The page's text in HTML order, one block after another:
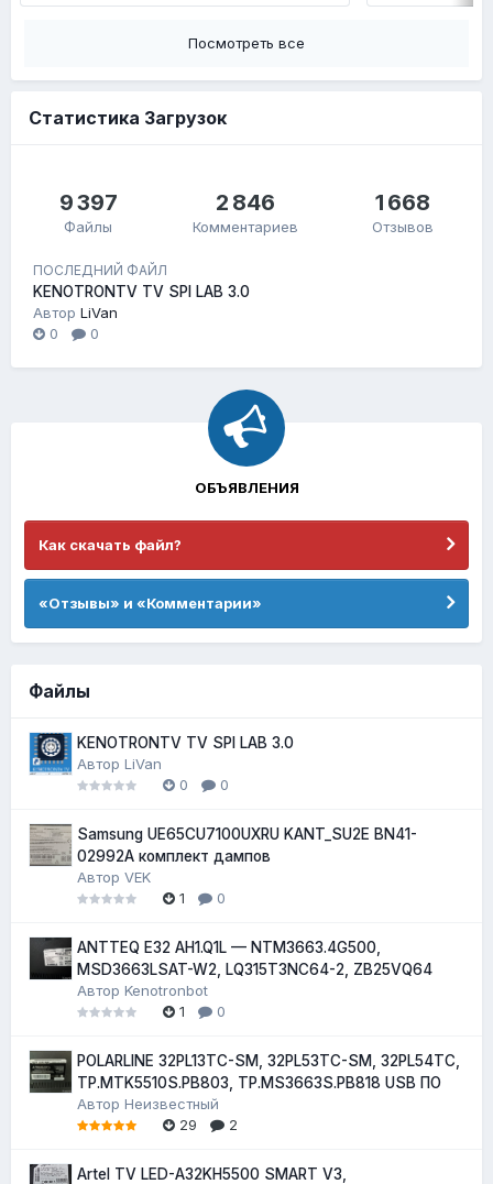
Посмотреть все
Статистика Загрузок
9 397
Файлы
2 846
Комментариев
1 668
Отзывов
ПОСЛЕДНИЙ ФАЙЛ
KENOTRONTV TV SPI LAB 3.0
Автор LiVan
0
0
ОБЪЯВЛЕНИЯ
Как скачать файл?
«Отзывы» и «Комментарии»
Файлы
KENOTRONTV TV SPI LAB 3.0
Автор LiVan
0
0
Samsung UE65CU7100UXRU KANT_SU2E BN41-
02992A комплект дампов
Автор VEK
1
0
ANTTEQ E32 AH1.Q1L — NTM3663.4G500,
MSD3663LSAT-W2, LQ315T3NC64-2, ZB25VQ64
Автор Kenotronbot
1
0
POLARLINE 32PL13TC-SM, 32PL53TC-SM, 32PL54TC,
TP.MTK5510S.PB803, TP.MS3663S.PB818 USB ПО
Автор Неизвестный
29
2
Artel TV LED-A32KH5500 SMART V3,